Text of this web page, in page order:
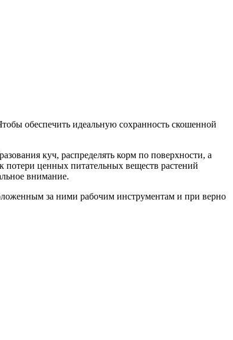
обеспечить идеальную сохранность скошенной
куч, распределять корм по поверхности, а
потери ценных питательных веществ растений
внимание.
за ними рабочим инструментам и при верно